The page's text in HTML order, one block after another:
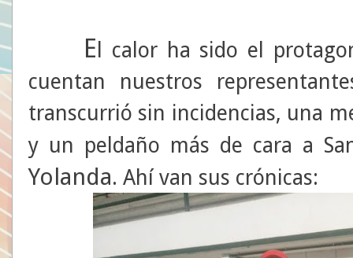
E l calor ha sido el
cuentan nuestros
transcurrió sin incidencias, una
y un peldaño más de cara a
Yolanda. Ahí van sus crónicas: